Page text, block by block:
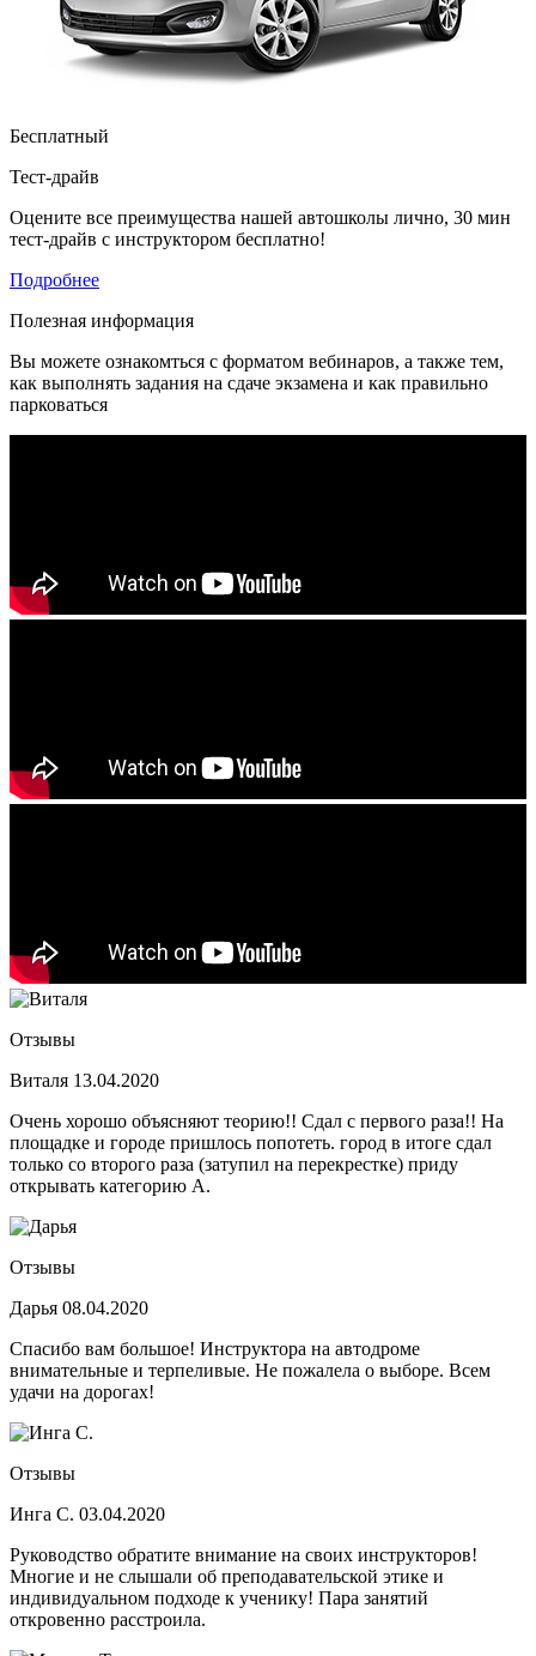
Бесплатный
Тест-драйв
Оцените все преимущества нашей автошколы лично, 30 мин
тест-драйв с инструктором бесплатно!
Подробнее
Полезная информация
Вы можете ознакомться с форматом вебинаров, а также тем,
как выполнять задания на сдаче экзамена и как правильно
парковаться
Отзывы
Виталя 13.04.2020
Очень хорошо объясняют теорию!! Сдал с первого раза!! На
площадке и городе пришлось попотеть. город в итоге сдал
только со второго раза (затупил на перекрестке) приду
открывать категорию А.
Отзывы
Дарья 08.04.2020
Спасибо вам большое! Инструктора на автодроме
внимательные и терпеливые. Не пожалела о выборе. Всем
удачи на дорогах!
Отзывы
Инга С. 03.04.2020
Руководство обратите внимание на своих инструкторов!
Многие и не слышали об преподавательской этике и
индивидуальном подходе к ученику! Пара занятий
откровенно расстроила.